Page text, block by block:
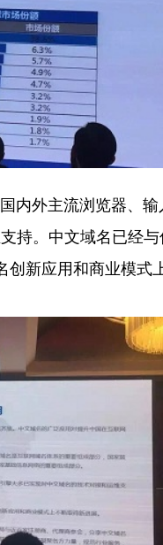
外主流浏览器、输
持。中文域名已经与
创新应用和商业模式